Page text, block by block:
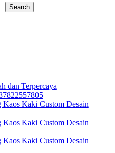
dan Terpercaya
Kaki Custom Desain
Kaki Custom Desain
Kaki Custom Desain